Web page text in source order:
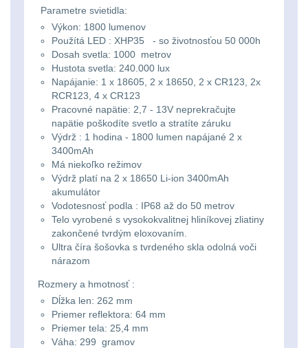
Svítilny
26650
baterie
Svítilny
CR123A
nebo
16340
baterie
Čelové
batohům
Laserové značkovače
Držiaky a
príslušenstvo34
186501
14500 / AA / AAA
16340 a CR123
Nabíjačky9
Náhradné diely
BATOHY A TAŠKY
(1569)
Parametre svietidla:
Výkon: 1800 lumenov
Použítá LED : XHP35 - so životnosťou 50 000h
Dosah svetla: 1000 metrov
Hustota svetla: 240.000 lux
Napájanie: 1 x 18605, 2 x 18650, 2 x CR123, 2x
RCR123, 4 x CR123
Pracovné napätie: 2,7 - 13V neprekračujte
napätie poškodíte svetlo a stratíte záruku
Výdrž : 1 hodina - 1800 lumen napájané 2 x
3400mAh
Má niekoľko režimov
Výdrž platí na 2 x 18650 Li-ion 3400mAh
akumulátor
Vodotesnosť podla : IP68 až do 50 metrov
Telo vyrobené s vysokokvalitnej hliníkovej zliatiny
zakončené tvrdým eloxovaním.
Ultra číra šošovka s tvrdeného skla odolná voči
nárazom
Rozmery a hmotnosť :
Dĺžka len: 262 mm
Priemer reflektora: 64 mm
Priemer tela: 25,4 mm
Váha: 299 gramov